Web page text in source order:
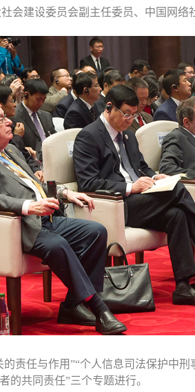
会建设委员会副主任委员、中国网
的责任与作用”“个人信息司法保护中
的共同责任”三个专题进行。